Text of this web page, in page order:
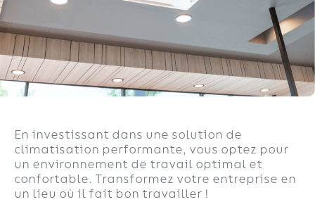
En investissant dans une solution de
climatisation performante, vous optez pour
un environnement de travail optimal et
confortable. Transformez votre entreprise en
un lieu où il fait bon travailler !